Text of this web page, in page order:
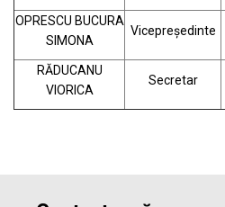
OPRESCU BUCURA
SIMONA
Vicepreşedinte
RĂDUCANU
VIORICA
Secretar